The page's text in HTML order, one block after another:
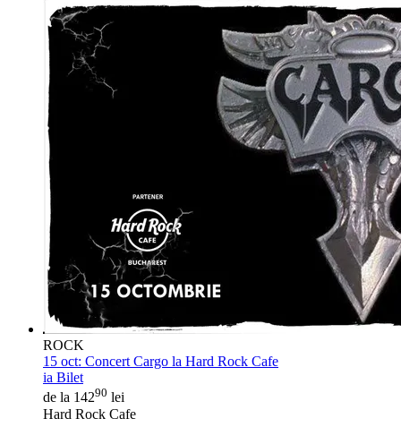
ROCK
15 oct: Concert Cargo la Hard Rock Cafe
ia Bilet
de la 14290 lei
Hard Rock Cafe